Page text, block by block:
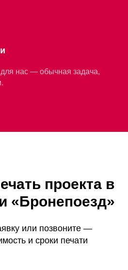
нас — обычная задача,
проекта в
«Бронепоезд»
или позвоните —
и сроки печати